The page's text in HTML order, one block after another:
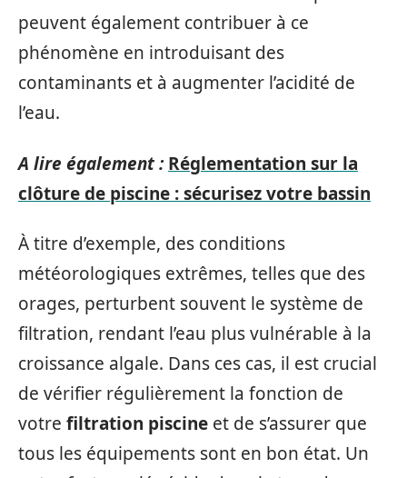
peuvent également contribuer à ce
phénomène en introduisant des
contaminants et à augmenter l’acidité de
l’eau.
A lire également : Réglementation sur la
clôture de piscine : sécurisez votre bassin
À titre d’exemple, des conditions
météorologiques extrêmes, telles que des
orages, perturbent souvent le système de
filtration, rendant l’eau plus vulnérable à la
croissance algale. Dans ces cas, il est crucial
de vérifier régulièrement la fonction de
votre filtration piscine et de s’assurer que
tous les équipements sont en bon état. Un